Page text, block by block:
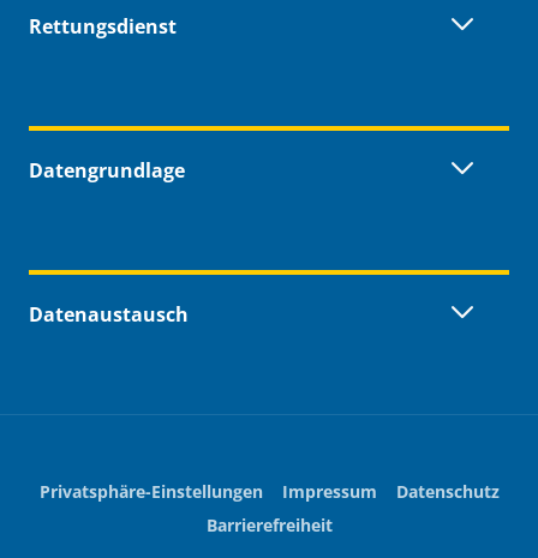
Rettungsdienst
Datengrundlage
Datenaustausch
Privatsphäre-Einstellungen Impressum
Datenschutz
Barrierefreiheit